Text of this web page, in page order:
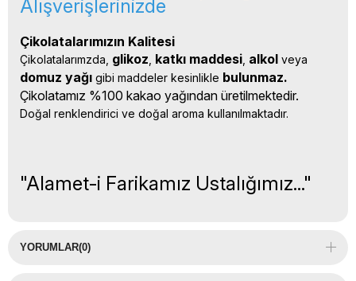
Alışverişlerinizde
Çikolatalarımızın Kalitesi
Çikolatalarımzda, glikoz katkı maddesi alkol
domuz yağı gibi maddeler kesinlikle bulunmaz.
Çikolatamız %100 kakao yağından üretilmektedir.
Doğal renklendirici ve doğal aroma kullanılmaktadır.
"Alamet-i Farikamız Ustalığımız..."
YORUMLAR(0)